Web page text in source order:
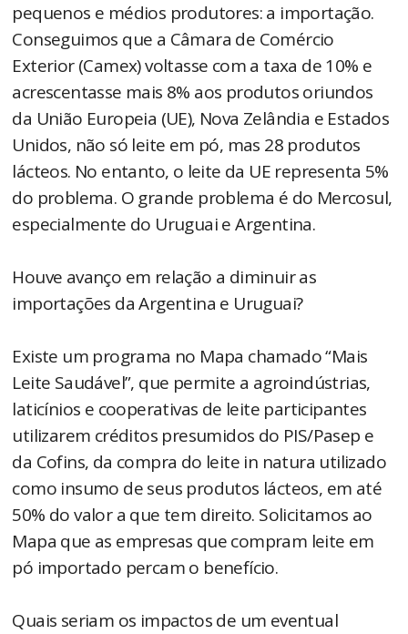
pequenos e médios produtores: a importação.
Conseguimos que a Câmara de Comércio
Exterior (Camex) voltasse com a taxa de 10% e
acrescentasse mais 8% aos produtos oriundos
da União Europeia (UE), Nova Zelândia e Estados
Unidos, não só leite em pó, mas 28 produtos
lácteos. No entanto, o leite da UE representa 5%
do problema. O grande problema é do Mercosul,
especialmente do Uruguai e Argentina.
Houve avanço em relação a diminuir as
importações da Argentina e Uruguai?
Existe um programa no Mapa chamado “Mais
Leite Saudável”, que permite a agroindústrias,
laticínios e cooperativas de leite participantes
utilizarem créditos presumidos do PIS/Pasep e
da Cofins, da compra do leite in natura utilizado
como insumo de seus produtos lácteos, em até
50% do valor a que tem direito. Solicitamos ao
Mapa que as empresas que compram leite em
pó importado percam o benefício.
Quais seriam os impactos de um eventual